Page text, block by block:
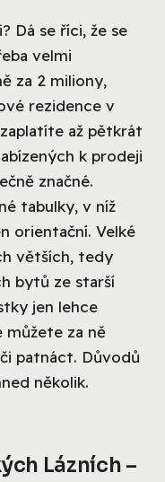
Dá se říci, že se
velmi
za 2 miliony,
rezidence v
až pětkrát
k prodeji
značné.
tabulky, v níž
orientační. Velké
větších, tedy
bytů ze starší
jen lehce
můžete za ně
patnáct. Důvodů
několik.
Lázních –